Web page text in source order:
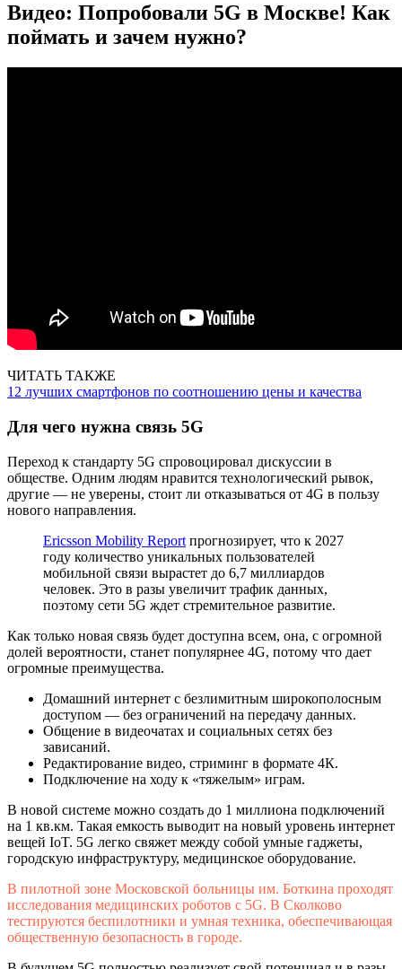
Видео: Попробовали 5G в Москве! Как
поймать и зачем нужно?
ЧИТАТЬ ТАКЖЕ
12 лучших смартфонов по соотношению цены и качества
Для чего нужна связь 5G
Переход к стандарту 5G спровоцировал дискуссии в
обществе. Одним людям нравится технологический рывок,
другие — не уверены, стоит ли отказываться от 4G в пользу
нового направления.
Ericsson Mobility Report прогнозирует, что к 2027
году количество уникальных пользователей
мобильной связи вырастет до 6,7 миллиардов
человек. Это в разы увеличит трафик данных,
поэтому сети 5G ждет стремительное развитие.
Как только новая связь будет доступна всем, она, с огромной
долей вероятности, станет популярнее 4G, потому что дает
огромные преимущества.
Домашний интернет с безлимитным широкополосным
доступом — без ограничений на передачу данных.
Общение в видеочатах и социальных сетях без
зависаний.
Редактирование видео, стриминг в формате 4К.
Подключение на ходу к «тяжелым» играм.
В новой системе можно создать до 1 миллиона подключений
на 1 кв.км. Такая емкость выводит на новый уровень интернет
вещей IoT. 5G легко свяжет между собой умные гаджеты,
городскую инфраструктуру, медицинское оборудование.
В пилотной зоне Московской больницы им. Боткина проходят
исследования медицинских роботов с 5G. В Сколково
тестируются беспилотники и умная техника, обеспечивающая
общественную безопасность в городе.